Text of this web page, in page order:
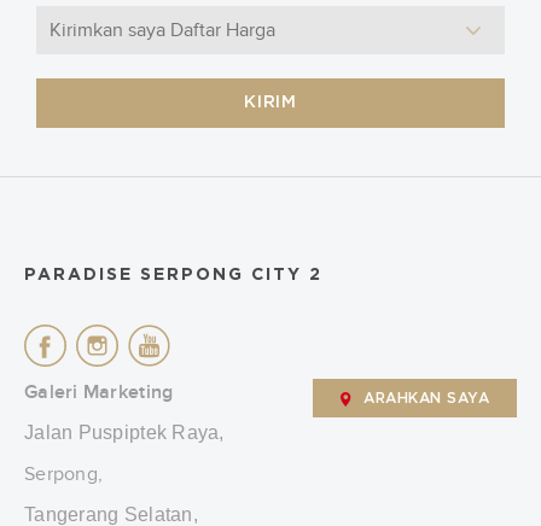
KIRIM
PARADISE SERPONG CITY 2
Galeri Marketing
Jalan Puspiptek Raya,
Serpong,
Tangerang Selatan,
ARAHKAN SAYA